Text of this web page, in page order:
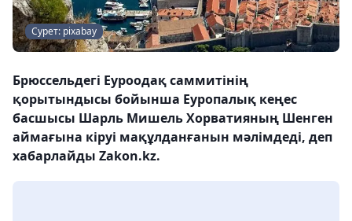
Сурет: pixabay
Брюссельдегі Еуроодақ саммитінің
қорытындысы бойынша Еуропалық кеңес
басшысы Шарль Мишель Хорватияның Шенген
аймағына кіруі мақұлданғанын мәлімдеді, деп
хабарлайды Zakon.kz.